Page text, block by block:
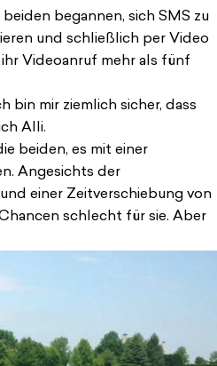
begannen, sich SMS zu
und schließlich per Video
Videoanruf mehr als fünf
bin mir ziemlich sicher, dass
Alli.
beiden, es mit einer
Angesichts der
einer Zeitverschiebung von
schlecht für sie. Aber